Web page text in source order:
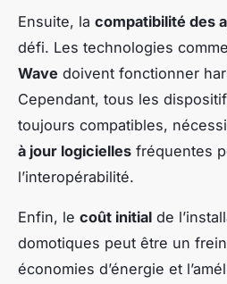
Ensuite, la compatibilité des
défi. Les technologies comme
Wave doivent fonctionner
Cependant, tous les
toujours compatibles,
à jour logicielles fréquentes
l’interopérabilité.
Enfin, le coût initial de
domotiques peut être un
économies d’énergie et